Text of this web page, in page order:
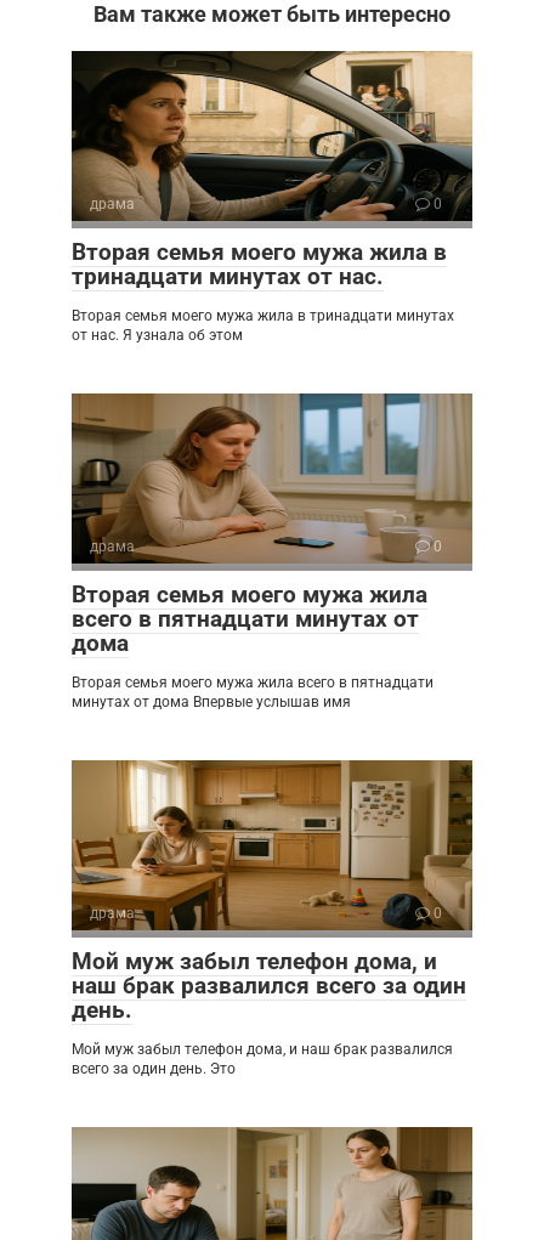
Вам также может быть интересно
драма 0
Вторая семья моего мужа жила в
тринадцати минутах от нас.
Вторая семья моего мужа жила в тринадцати минутах
от нас. Я узнала об этом
драма 0
Вторая семья моего мужа жила
всего в пятнадцати минутах от
дома
Вторая семья моего мужа жила всего в пятнадцати
минутах от дома Впервые услышав имя
драма 0
Мой муж забыл телефон дома, и
наш брак развалился всего за один
день.
Мой муж забыл телефон дома, и наш брак развалился
всего за один день. Это